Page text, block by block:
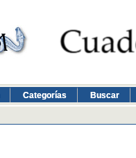
Categorías Buscar